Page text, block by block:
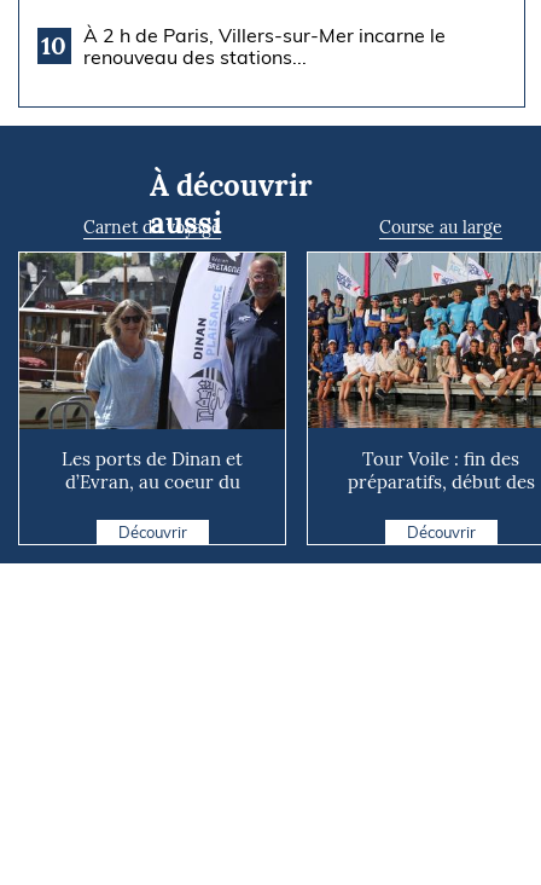
10
À 2 h de Paris, Villers-sur-Mer incarne le
renouveau des stations...
À découvrir
aussi
Carnet de voyage
Les ports de Dinan et
d’Evran, au coeur du
Découvrir
Course au large
Tour Voile : fin des
préparatifs, début des
Découvrir